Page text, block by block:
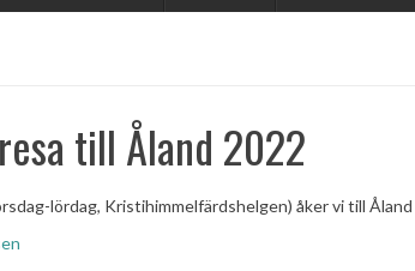
till Åland 2022
lördag, Kristihimmelfärdshelgen) åker vi till